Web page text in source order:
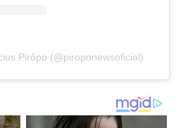
Pirôpo (@piroponewsoficial)